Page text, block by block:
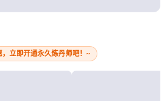
立即开通永久炼丹师吧！~